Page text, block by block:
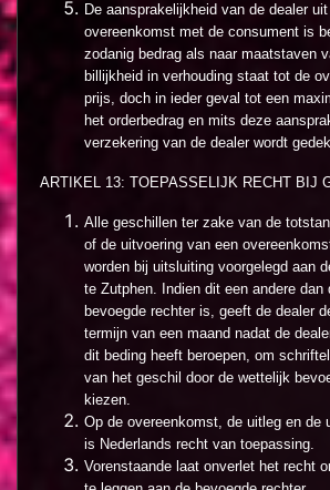
De aansprakelijkheid van de dealer
overeenkomst met de consument is
zodanig bedrag als naar maatstaven
billijkheid in verhouding staat tot de
prijs, doch in ieder geval tot een
het orderbedrag en mits deze
verzekering van de dealer wordt
ARTIKEL 13: TOEPASSELIJK RECHT BIJ
Alle geschillen ter zake van de
of de uitvoering van een
worden bij uitsluiting voorgelegd aan
te Zutphen. Indien dit een andere dan
bevoegde rechter is, geeft de dealer
termijn van een maand nadat de
dit beding heeft beroepen, om
van het geschil door de wettelijk
kiezen.
Op de overeenkomst, de uitleg en de
is Nederlands recht van toepassing.
Vorenstaande laat onverlet het recht